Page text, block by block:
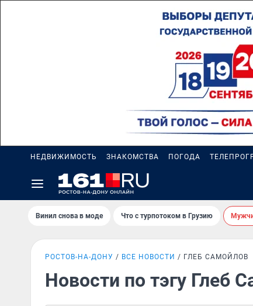
НЕДВИЖИМОСТЬ ЗНАКОМСТВА ПОГОДА
Винил снова в моде Что с турпотоком в Грузию
РОСТОВ-НА-ДОНУ ВСЕ НОВОСТИ ГЛЕБ САМОЙЛОВ
Новости по тэгу Глеб